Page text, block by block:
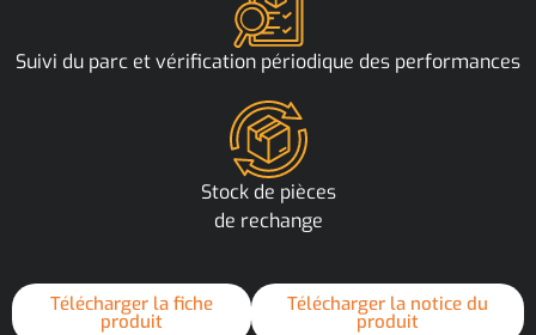
Suivi du parc et vérification périodique des performances
Stock de pièces
de rechange
Télécharger la fiche
produit
Télécharger la notice du
produit